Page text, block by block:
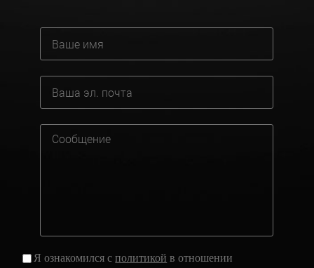
Я ознакомился сполитикой в отношении